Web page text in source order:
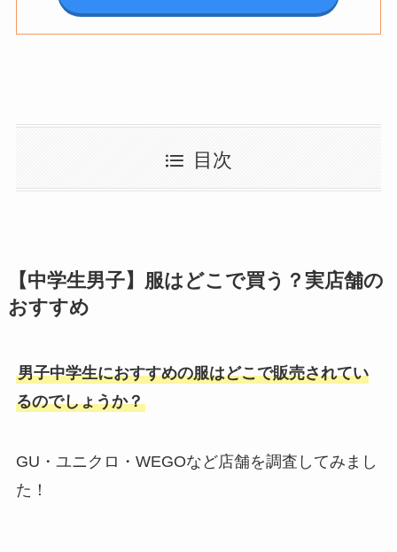
目次
【中学生男子】服はどこで買う？実店舗の
おすすめ
男子中学生におすすめの服はどこで販売されてい
るのでしょうか？
GU・ユニクロ・WEGOなど店舗を調査してみまし
た！